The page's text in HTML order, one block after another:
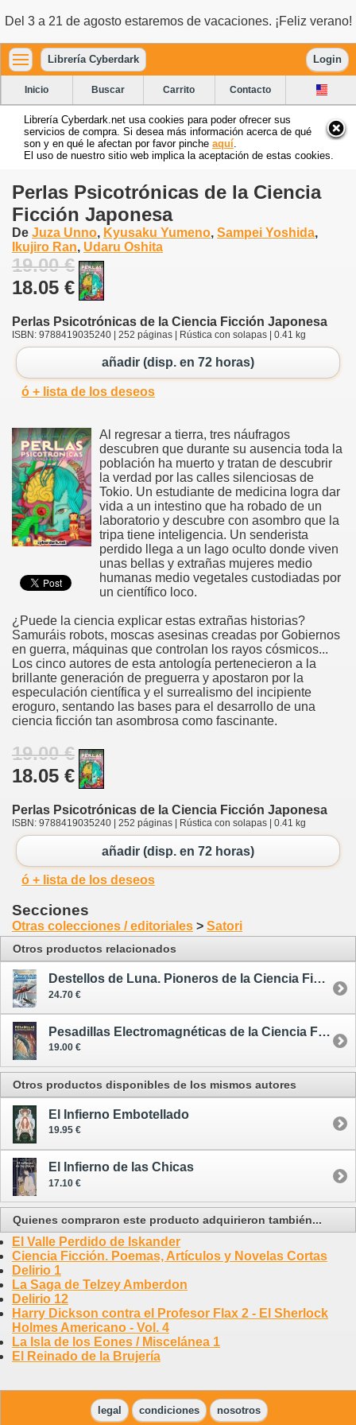
Del 3 a 21 de agosto estaremos de vacaciones. ¡Feliz verano!
Librería Cyberdark Login
Inicio Buscar Carrito Contacto
Librería Cyberdark.net usa cookies para poder ofrecer sus
servicios de compra. Si desea más información acerca de qué
son y en qué le afectan por favor pinche aquí
El uso de nuestro sitio web implica la aceptación de estas cookies.
Perlas Psicotrónicas de la Ciencia
Ficción Japonesa
De Juza Unno, Kyusaku Yumeno, Sampei Yoshida,
Ikujiro Ran, Udaru Oshita
19.00 €
18.05 €
Perlas Psicotrónicas de la Ciencia Ficción Japonesa
ISBN: 9788419035240 | 252 páginas | Rústica con solapas | 0.41 kg
añadir (disp. en 72 horas)
ó + lista de los deseos
Al regresar a tierra, tres náufragos
descubren que durante su ausencia toda la
población ha muerto y tratan de descubrir
la verdad por las calles silenciosas de
Tokio. Un estudiante de medicina logra dar
vida a un intestino que ha robado de un
laboratorio y descubre con asombro que la
tripa tiene inteligencia. Un senderista
perdido llega a un lago oculto donde viven
unas bellas y extrañas mujeres medio
humanas medio vegetales custodiadas por
un científico loco.
¿Puede la ciencia explicar estas extrañas historias?
Samuráis robots, moscas asesinas creadas por Gobiernos
en guerra, máquinas que controlan los rayos cósmicos...
Los cinco autores de esta antología pertenecieron a la
brillante generación de preguerra y apostaron por la
especulación científica y el surrealismo del incipiente
eroguro, sentando las bases para el desarrollo de una
ciencia ficción tan asombrosa como fascinante.
19.00 €
18.05 €
Perlas Psicotrónicas de la Ciencia Ficción Japonesa
ISBN: 9788419035240 | 252 páginas | Rústica con solapas | 0.41 kg
añadir (disp. en 72 horas)
ó + lista de los deseos
Secciones
Otras colecciones / editoriales > Satori
Otros productos relacionados
Destellos de Luna. Pioneros de la Ciencia Ficción Japonesa
24.70 €
Pesadillas Electromagnéticas de la Ciencia Ficción Japonesa
19.00 €
Otros productos disponibles de los mismos autores
El Infierno Embotellado
19.95 €
El Infierno de las Chicas
17.10 €
Quienes compraron este producto adquirieron también...
El Valle Perdido de Iskander
Ciencia Ficción. Poemas, Artículos y Novelas Cortas
Delirio 1
La Saga de Telzey Amberdon
Delirio 12
Harry Dickson contra el Profesor Flax 2 - El Sherlock
Holmes Americano - Vol. 4
La Isla de los Eones / Miscelánea 1
El Reinado de la Brujería
legal condiciones nosotros